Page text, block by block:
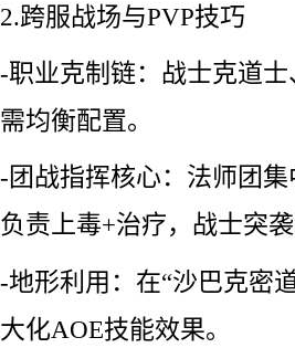
2.跨服战场与PVP技巧
-职业克制链：战士克道
需均衡配置。
-团战指挥核心：法师团
负责上毒+治疗，战士突袭
-地形利用：在“沙巴克密
大化AOE技能效果。